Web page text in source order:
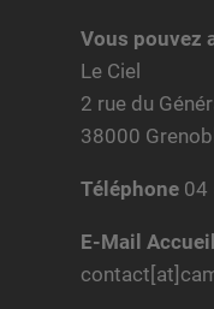
Vous pouvez
Le Ciel
2 rue du
38000
Téléphone 04
E-Mail Accueil